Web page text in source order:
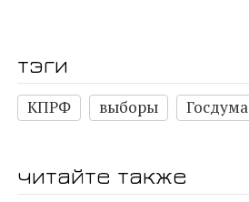
тэги
КПРФ выборы Госдума
читайте также